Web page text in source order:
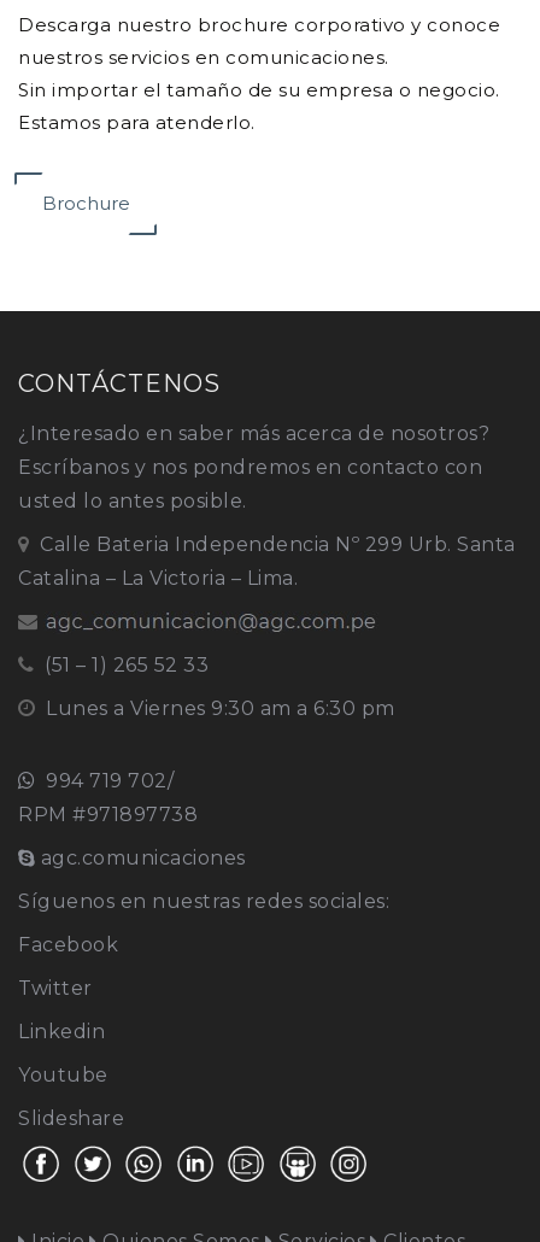
Descarga nuestro brochure corporativo y conoce
nuestros servicios en comunicaciones.
Sin importar el tamaño de su empresa o negocio.
Estamos para atenderlo.
Brochure
CONTÁCTENOS
¿Interesado en saber más acerca de nosotros?
Escríbanos y nos pondremos en contacto con
usted lo antes posible.
Calle Bateria Independencia Nº 299 Urb. Santa
Catalina – La Victoria – Lima.
(51 – 1) 265 52 33
Lunes a Viernes 9:30 am a 6:30 pm
994 719 702/
RPM #971897738
agc.comunicaciones
Síguenos en nuestras redes sociales:
Facebook
Twitter
Linkedin
Youtube
Slideshare